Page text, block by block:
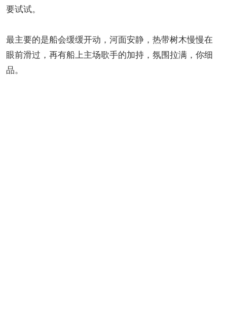
要试试。
最主要的是船会缓缓开动，河面安静，热带树木慢慢在
眼前滑过，再有船上主场歌手的加持，氛围拉满，你细
品。